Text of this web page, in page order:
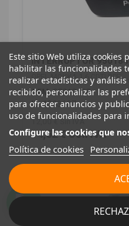
INTERRUPTOR
OPEL MOKKA 1.6 CDTI DPF
OEM:95018465
ID:1303687
12,00 € Sin IVA
14,52 € Con IVA
Este sitio Web utiliza cookies
habilitar las funcionalidades
realizar estadísticas y
recibido, personalizar las
para ofrecer anuncios y
uso de funcionalidades para
Configure las cookies que
Política de cookies